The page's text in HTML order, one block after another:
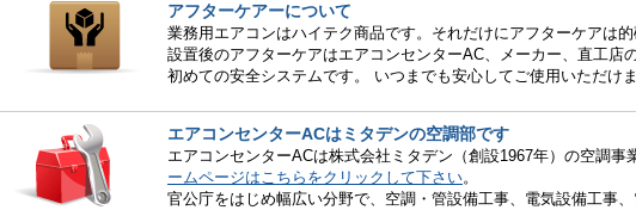
アフターケアーについて
業務用エアコンはハイテク商品です。それだけにアフターケアは的
設置後のアフターケアはエアコンセンターAC、メーカー、直工店
初めての安全システムです。 いつまでも安心してご使用いただけ
エアコンセンターACはミタデンの空調部です
エアコンセンターACは株式会社ミタデン（創設1967年）の空調事
ームページはこちらをクリックして下さい。
官公庁をはじめ幅広い分野で、空調・管設備工事、電気設備工事